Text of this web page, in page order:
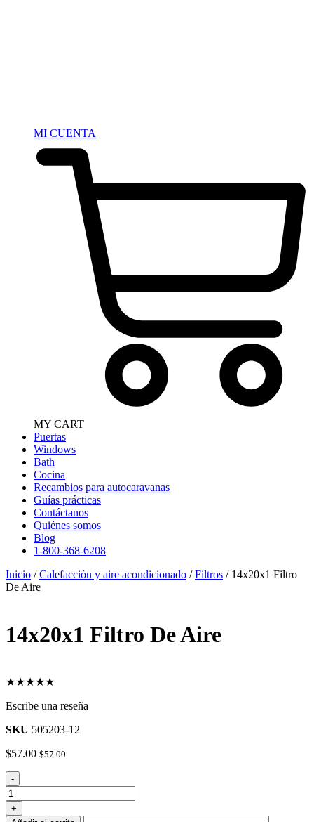
MI CUENTA
MY CART
Puertas
Windows
Bath
Cocina
Recambios para autocaravanas
Guías prácticas
Contáctanos
Quiénes somos
Blog
1-800-368-6208
Inicio /Calefacción y aire acondicionado /Filtros / 14x20x1 Filtro
De Aire
14x20x1 Filtro De Aire
★★★★★
Escribe una reseña
SKU 505203-12
$57.00 $57.00
14x20x1
Filtro
De
Aire
-
+